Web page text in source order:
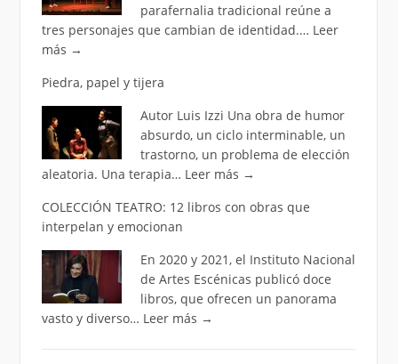
parafernalia tradicional reúne a
tres personajes que cambian de identidad.… Leer
más →
Piedra, papel y tijera
Autor Luis Izzi Una obra de humor
absurdo, un ciclo interminable, un
trastorno, un problema de elección
aleatoria. Una terapia… Leer más →
COLECCIÓN TEATRO: 12 libros con obras que
interpelan y emocionan
En 2020 y 2021, el Instituto Nacional
de Artes Escénicas publicó doce
libros, que ofrecen un panorama
vasto y diverso… Leer más →